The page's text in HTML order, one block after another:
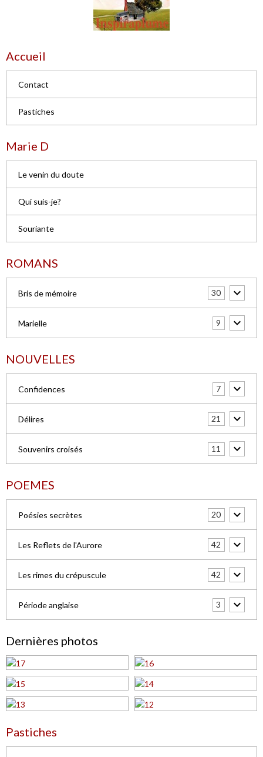
Accueil
Contact
Pastiches
Marie D
Le venin du doute
Qui suis-je?
Souriante
ROMANS
Bris de mémoire 30
Marielle 9
NOUVELLES
Confidences 7
Délires 21
Souvenirs croisés 11
POEMES
Poésies secrètes 20
Les Reflets de l'Aurore 42
Les rimes du crépuscule 42
Période anglaise 3
Dernières photos
Pastiches